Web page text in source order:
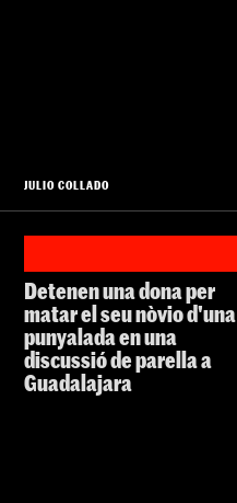
JULIO COLLADO
Detenen una dona per
matar el seu nòvio d'una
punyalada en una
discussió de parella a
Guadalajara